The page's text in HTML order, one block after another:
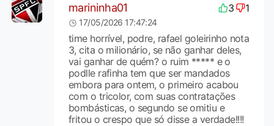
marininha01 3 1
17/05/2026 17:47:24
time horrível, podre, rafael goleirinho nota
3, cita o milionário, se não ganhar deles,
vai ganhar de quém? o ruim ***** e o
podlle rafinha tem que ser mandados
embora para ontem, o primeiro acabou
com o tricolor, com suas contratações
bombásticas, o segundo se omitiu e
fritou o crespo que só disse a verdade!!!!